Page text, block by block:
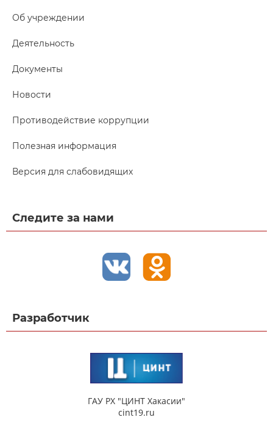
Об учреждении
Деятельность
Документы
Новости
Противодействие коррупции
Полезная информация
Версия для слабовидящих
Следите за нами
Разработчик
ГАУ РХ "ЦИНТ Хакасии"
cint19.ru